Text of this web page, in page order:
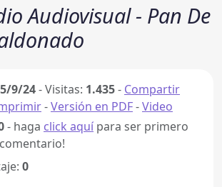
Audiovisual - Pan De
9/24-Visitas: 1.435- Compartir
-Versión en PDF-Video
- haga click aquí para ser primero
0